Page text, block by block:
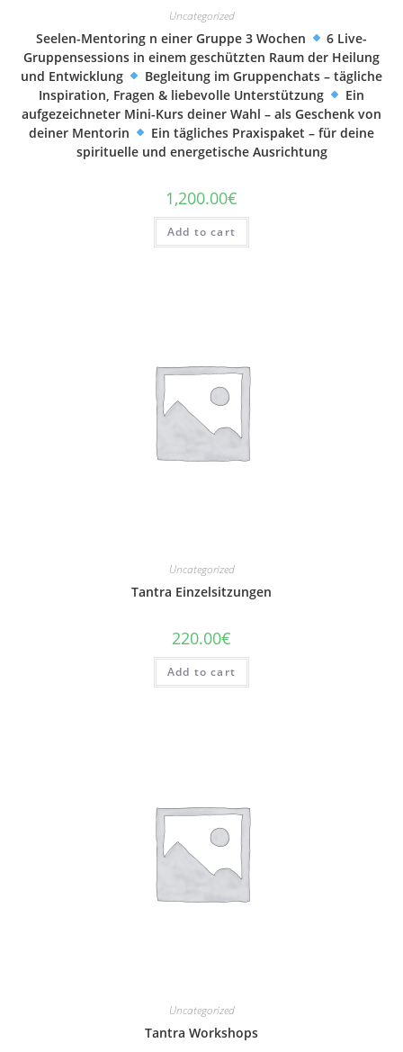
Uncategorized
Seelen-Mentoring n einer Gruppe 3 Wochen
6 Live-
Gruppensessions in einem geschützten Raum der Heilung
und Entwicklung
Begleitung im Gruppenchats – tägliche
Inspiration, Fragen & liebevolle Unterstützung
Ein
aufgezeichneter Mini-Kurs deiner Wahl – als Geschenk von
deiner Mentorin
Ein tägliches Praxispaket – für deine
spirituelle und energetische Ausrichtung
1,200.00€
Add to cart
Uncategorized
Tantra Einzelsitzungen
220.00€
Add to cart
Uncategorized
Tantra Workshops